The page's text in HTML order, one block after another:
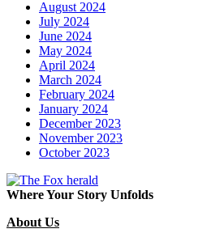
August 2024
July 2024
June 2024
May 2024
April 2024
March 2024
February 2024
January 2024
December 2023
November 2023
October 2023
Where Your Story Unfolds
About Us